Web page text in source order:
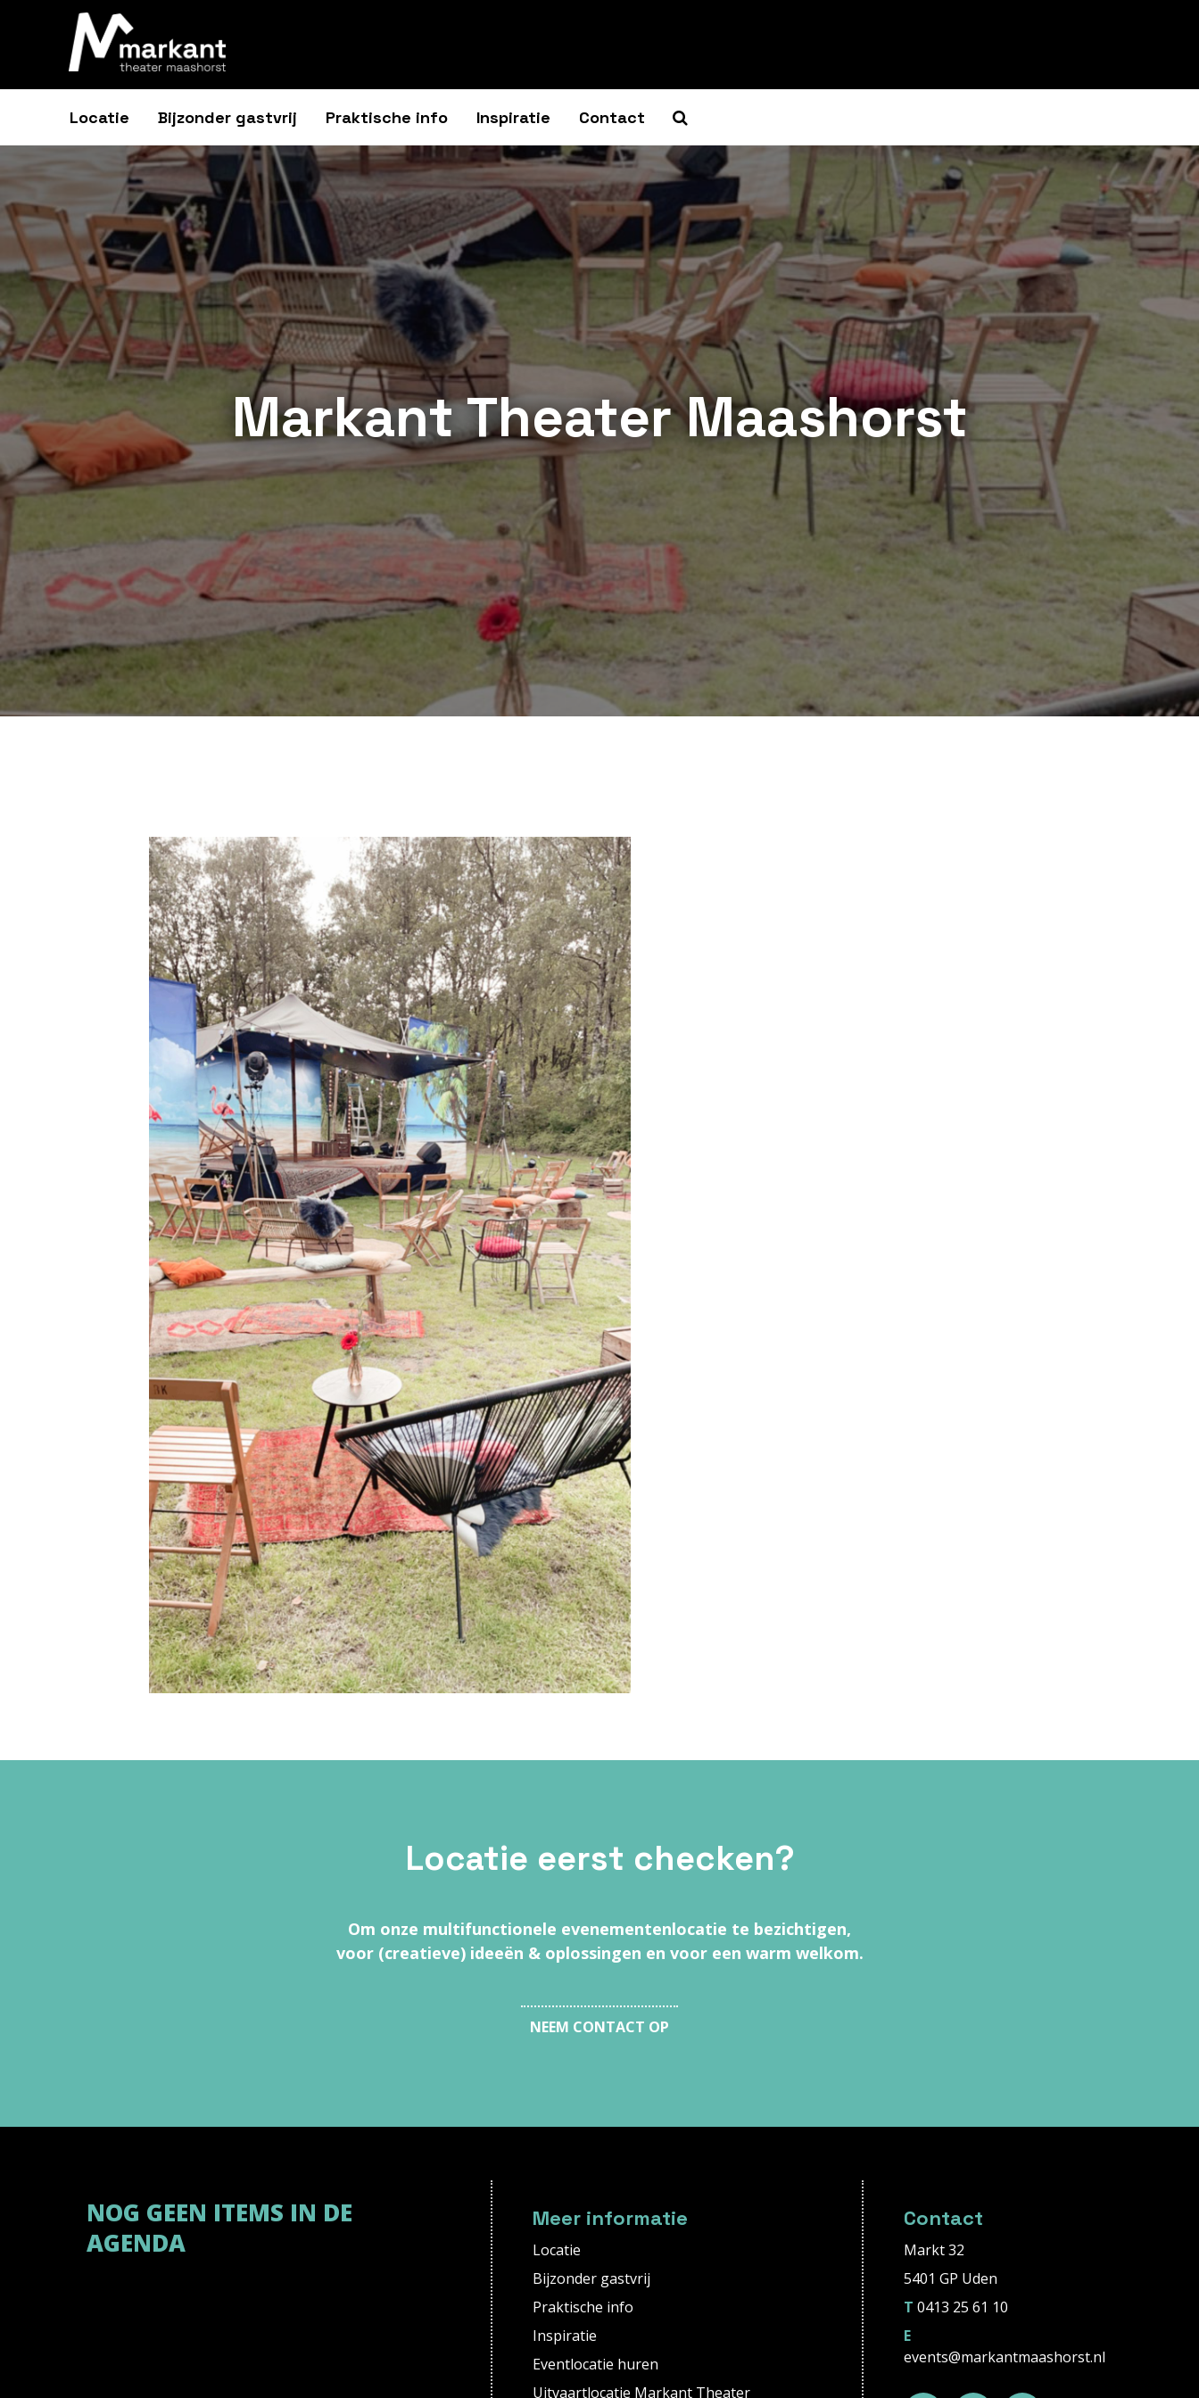
Locatie Bijzonder gastvrij Praktische info Inspiratie Contact
Markant Theater Maashorst
Locatie eerst checken?
Om onze multifunctionele evenementenlocatie te bezichtigen,
voor (creatieve) ideeën & oplossingen en voor een warm welkom.
NEEM CONTACT OP
NOG GEEN ITEMS IN DE
AGENDA
Meer informatie
Locatie
Bijzonder gastvrij
Praktische info
Inspiratie
Eventlocatie huren
Uitvaartlocatie Markant Theater
Contact
Markt 32
5401 GP Uden
T 0413 25 61 10
E
events@markantmaashorst.nl